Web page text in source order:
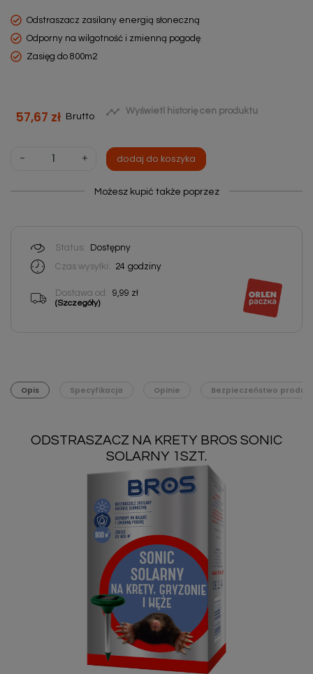
Odstraszacz zasilany energią słoneczną
Odporny na wilgotność i zmienną pogodę
Zasięg do 800m2
57,67 zł Brutto  Wyświetl historię cen produktu
- + dodaj do koszyka
Możesz kupić także poprzez
Status:
Dostępny
Czas wysyłki:
24 godziny
Dostawa od: 9,99 zł
(Szczegóły)
Opis Specyfikacja Opinie Bezpieczeństwo
ODSTRASZACZ NA KRETY BROS SONIC
SOLARNY 1SZT.